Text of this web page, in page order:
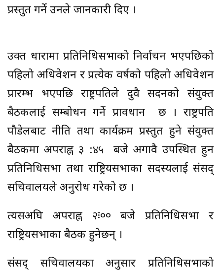
प्रस्तुत गर्ने उनले जानकारी दिए ।
उक्त धारामा प्रतिनिधिसभाको निर्वाचन भएपछिको
पहिलो अधिवेशन र प्रत्येक वर्षको पहिलो अधिवेशन
प्रारम्भ भएपछि राष्ट्रपतिले दुवै सदनको संयुक्त
बैठकलाई सम्बोधन गर्ने प्रावधान छ । राष्ट्रपति
पौडेलबाट नीति तथा कार्यक्रम प्रस्तुत हुने संयुक्त
बैठकमा अपराह्न ३ :४५ बजे अगावै उपस्थित हुन
प्रतिनिधिसभा तथा राष्ट्रियसभाका सदस्यलाई संसद्
सचिवालयले अनुरोध गरेको छ ।
त्यसअघि अपराह्न २ः०० बजे प्रतिनिधिसभा र
राष्ट्रियसभाका बैठक हुनेछन् ।
संसद् सचिवालयका अनुसार प्रतिनिधिसभाको